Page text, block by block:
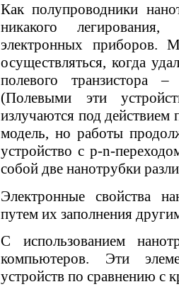
Как полупроводники
никакого
электронных приборов.
осуществляться, когда
полевого транзистора
(Полевыми эти
излучаются под
модель, но работы
устройство с p-n-
собой две нанотрубки
Электронные свойства
путем их заполнения
С использованием
компьютеров. Эти
устройств по сравнению с